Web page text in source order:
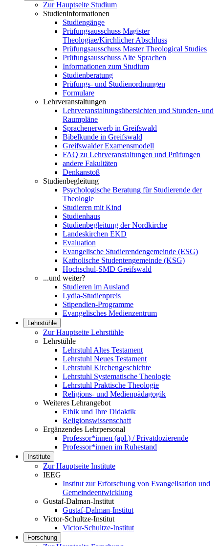
Zur Hauptseite Studium
Studieninformationen
Studiengänge
Prüfungsausschuss Magister
Theologiae/Kirchlicher Abschluss
Prüfungsausschuss Master Theological Studies
Prüfungsausschuss Alte Sprachen
Informationen zum Studium
Studienberatung
Prüfungs- und Studienordnungen
Formulare
Lehrveranstaltungen
Lehrveranstaltungsübersichten und Stunden- und
Raumpläne
Sprachenerwerb in Greifswald
Bibelkunde in Greifswald
Greifswalder Examensmodell
FAQ zu Lehrveranstaltungen und Prüfungen
andere Fakultäten
Denkanstoß
Studienbegleitung
Psychologische Beratung für Studierende der
Theologie
Studieren mit Kind
Studienhaus
Studienbegleitung der Nordkirche
Landeskirchen EKD
Evaluation
Evangelische Studierendengemeinde (ESG)
Katholische Studentengemeinde (KSG)
Hochschul-SMD Greifswald
...und weiter?
Studieren im Ausland
Lydia-Studienpreis
Stipendien-Programme
Evangelisches Medienzentrum
Lehrstühle
Zur Hauptseite Lehrstühle
Lehrstühle
Lehrstuhl Altes Testament
Lehrstuhl Neues Testament
Lehrstuhl Kirchengeschichte
Lehrstuhl Systematische Theologie
Lehrstuhl Praktische Theologie
Religions- und Medienpädagogik
Weiteres Lehrangebot
Ethik und Ihre Didaktik
Religionswissenschaft
Ergänzendes Lehrpersonal
Professor*innen (apl.) / Privatdozierende
Professor*innen im Ruhestand
Institute
Zur Hauptseite Institute
IEEG
Institut zur Erforschung von Evangelisation und
Gemeindeentwicklung
Gustaf-Dalman-Institut
Gustaf-Dalman-Institut
Victor-Schultze-Institut
Victor-Schultze-Institut
Forschung